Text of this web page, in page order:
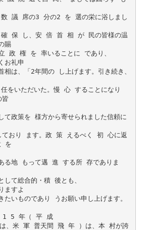
議 席の3 分の2 を 選の栄に浴しまし
保 し、安 倍 首 相 が 民の皆様の温
賜
政 権 を 率いることに であり、
お礼申
相は、「2年間の し上げます。引き続き、
をいただいた。慢 心 することになり
皆
て政策を 様方から寄せられました信頼に
ており ます。政 策 えるべく 初 心に返
を
る地 もって邁 進 する所 存でありま
して総合的・積 後とも、
ますよ
たいものであり うお願い申し上げます。
1 5 年（ 平 成
、米 軍 普天間 飛 年 ）は、本 村が誇